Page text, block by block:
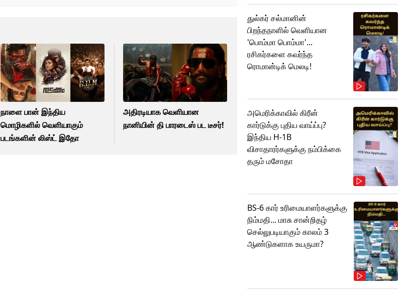
நாளை பான் இந்திய
மொழிகளில் வெளியாகும்
படங்களின் லிஸ்ட் இதோ
அதிரடியாக வெளியான
நானியின் தி பாரடைஸ் பட டீசர்!
துல்கர் சல்மானின்
பிறந்தநாளில் வெளியான
'பொம்மா பொம்மா'...
ரசிகர்களை கவர்ந்த
ரொமான்டிக் மெலடி!
அமெரிக்காவில் கிரீன்
கார்டுக்கு புதிய வாய்ப்பு?
இந்திய H-1B
விசாதாரர்களுக்கு நம்பிக்கை
தரும் மசோதா
BS-6 கார் உரிமையாளர்களுக்கு
நிம்மதி... மாசு சான்றிதழ்
செல்லுபடியாகும் காலம் 3
ஆண்டுகளாக உயருமா?